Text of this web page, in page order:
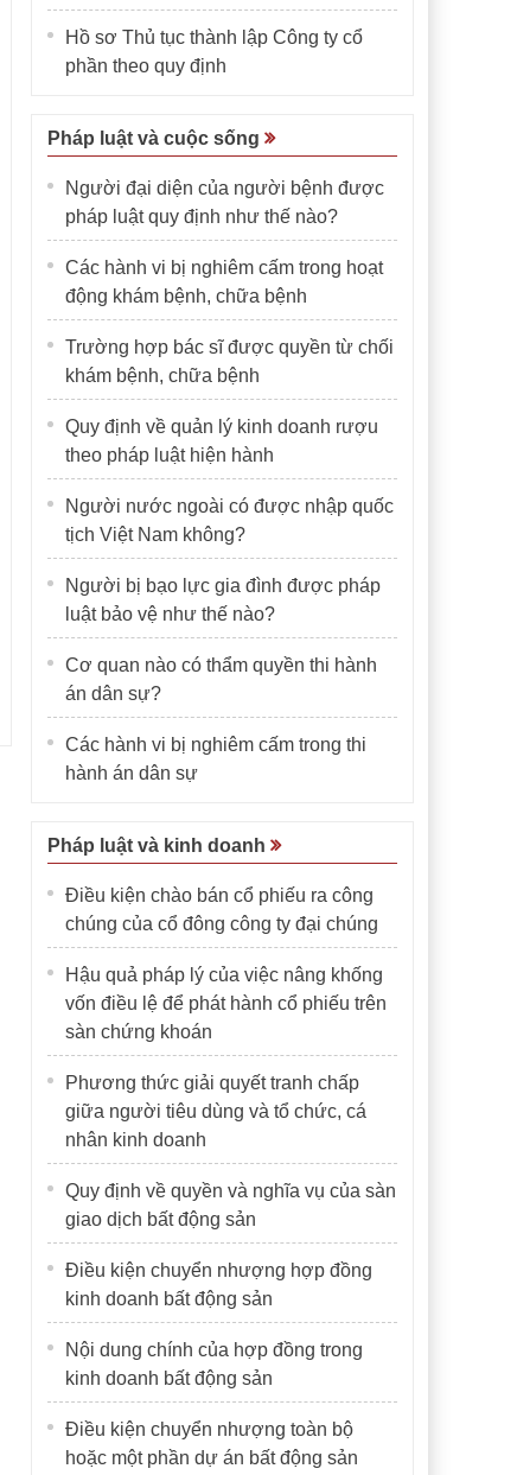
Hồ sơ Thủ tục thành lập Công ty cổ
phần theo quy định
Pháp luật và cuộc sống
Người đại diện của người bệnh được
pháp luật quy định như thế nào?
Các hành vi bị nghiêm cấm trong hoạt
động khám bệnh, chữa bệnh
Trường hợp bác sĩ được quyền từ chối
khám bệnh, chữa bệnh
Quy định về quản lý kinh doanh rượu
theo pháp luật hiện hành
Người nước ngoài có được nhập quốc
tịch Việt Nam không?
Người bị bạo lực gia đình được pháp
luật bảo vệ như thế nào?
Cơ quan nào có thẩm quyền thi hành
án dân sự?
Các hành vi bị nghiêm cấm trong thi
hành án dân sự
Pháp luật và kinh doanh
Điều kiện chào bán cổ phiếu ra công
chúng của cổ đông công ty đại chúng
Hậu quả pháp lý của việc nâng khống
vốn điều lệ để phát hành cổ phiếu trên
sàn chứng khoán
Phương thức giải quyết tranh chấp
giữa người tiêu dùng và tổ chức, cá
nhân kinh doanh
Quy định về quyền và nghĩa vụ của sàn
giao dịch bất động sản
Điều kiện chuyển nhượng hợp đồng
kinh doanh bất động sản
Nội dung chính của hợp đồng trong
kinh doanh bất động sản
Điều kiện chuyển nhượng toàn bộ
hoặc một phần dự án bất động sản